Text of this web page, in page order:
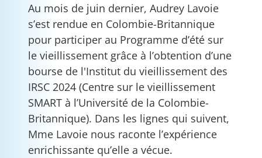
Au mois de juin dernier, Audrey Lavoie
s’est rendue en Colombie-Britannique
pour participer au Programme d’été sur
le vieillissement grâce à l’obtention d’une
bourse de l'Institut du vieillissement des
IRSC 2024 (Centre sur le vieillissement
SMART à l’Université de la Colombie-
Britannique). Dans les lignes qui suivent,
Mme Lavoie nous raconte l’expérience
enrichissante qu’elle a vécue.